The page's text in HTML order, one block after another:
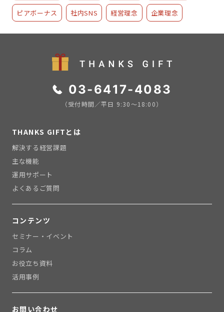
ピアボーナス 社内SNS 経営理念 企業理念
03-6417-4083
（受付時間／平日 9:30〜18:00）
THANKS GIFTとは
解決する経営課題
主な機能
運用サポート
よくあるご質問
コンテンツ
セミナー・イベント
コラム
お役立ち資料
活用事例
お問い合わせ